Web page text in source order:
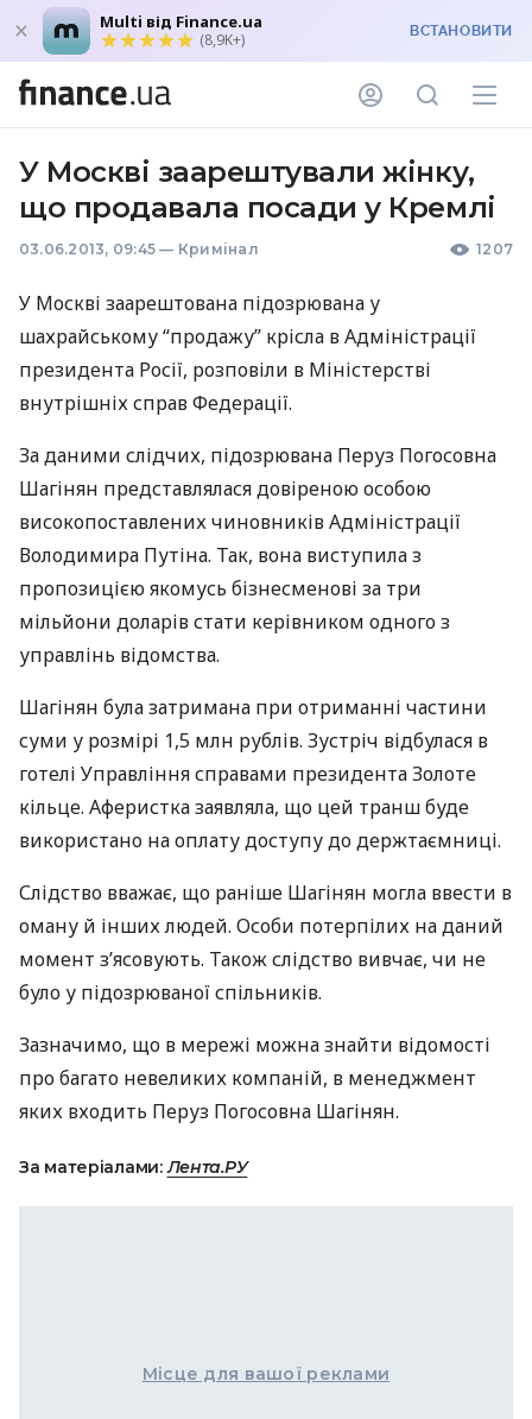
Multi від Finance.ua
(8,9K+) ВСТАНОВИТИ
У Москві заарештували жінку,
що продавала посади у Кремлі
03.06.2013, 09:45 — Кримінал 1207
У Москві заарештована підозрювана у
шахрайському “продажу” крісла в Адміністрації
президента Росії, розповіли в Міністерстві
внутрішніх справ Федерації.
За даними слідчих, підозрювана Перуз Погосовна
Шагінян представлялася довіреною особою
високопоставлених чиновників Адміністрації
Володимира Путіна. Так, вона виступила з
пропозицією якомусь бізнесменові за три
мільйони доларів стати керівником одного з
управлінь відомства.
Шагінян була затримана при отриманні частини
суми у розмірі 1,5 млн рублів. Зустріч відбулася в
готелі Управління справами президента Золоте
кільце. Аферистка заявляла, що цей транш буде
використано на оплату доступу до держтаємниці.
Слідство вважає, що раніше Шагінян могла ввести в
оману й інших людей. Особи потерпілих на даний
момент з’ясовують. Також слідство вивчає, чи не
було у підозрюваної спільників.
Зазначимо, що в мережі можна знайти відомості
про багато невеликих компаній, в менеджмент
яких входить Перуз Погосовна Шагінян.
За матеріалами:Лента.РУ
Місце для вашої реклами